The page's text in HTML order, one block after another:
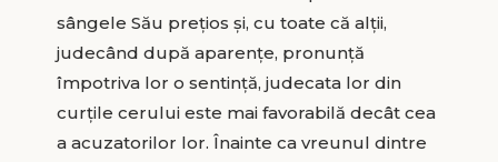
sângele Său preţios şi, cu toate că alţii,
judecând după aparenţe, pronunţă
împotriva lor o sentinţă, judecata lor din
curţile cerului este mai favorabilă decât cea
a acuzatorilor lor. Înainte ca vreunul dintre